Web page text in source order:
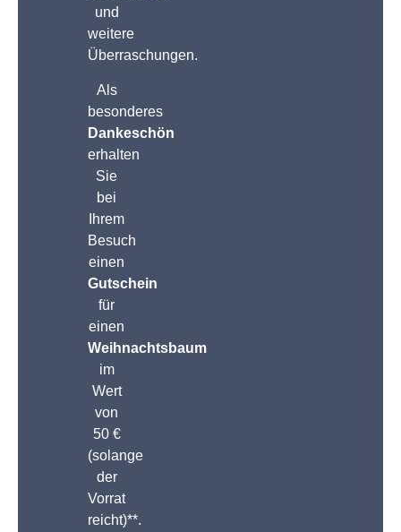
und
weitere
Überraschungen.
Als
besonderes
Dankeschön
erhalten
Sie
bei
Ihrem
Besuch
einen
Gutschein
für
einen
Weihnachtsbaum
im
Wert
von
50 €
(solange
der
Vorrat
reicht)**.